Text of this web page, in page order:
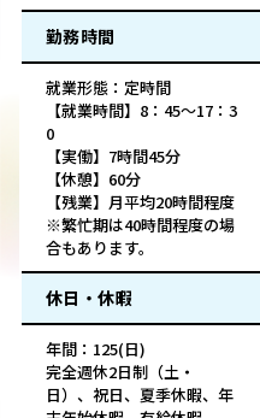
勤務時間
就業形態：定時間
【就業時間】8：45～17：3
0
【実働】7時間45分
【休憩】60分
【残業】月平均20時間程度
※繁忙期は40時間程度の場
合もあります。
休日・休暇
年間：125(日)
完全週休2日制（土・
日）、祝日、夏季休暇、年